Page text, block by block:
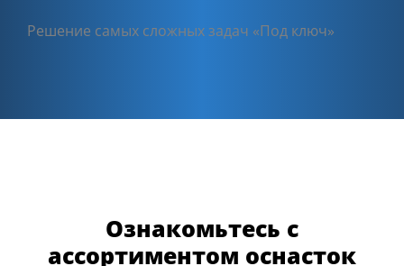
Решение самых сложных задач «Под ключ»
Ознакомьтесь с
ассортиментом оснасток